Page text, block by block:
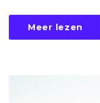
Meer lezen